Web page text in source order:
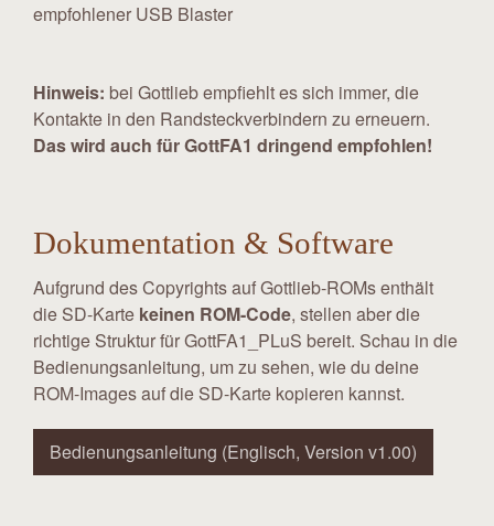
empfohlener USB Blaster
Hinweis: bei Gottlieb empfiehlt es sich immer, die
Kontakte in den Randsteckverbindern zu erneuern.
Das wird auch für GottFA1 dringend empfohlen!
Dokumentation & Software
Aufgrund des Copyrights auf Gottlieb-ROMs enthält
die SD-Karte keinen ROM-Code, stellen aber die
richtige Struktur für GottFA1_PLuS bereit. Schau in die
Bedienungsanleitung, um zu sehen, wie du deine
ROM-Images auf die SD-Karte kopieren kannst.
Bedienungsanleitung (Englisch, Version v1.00)